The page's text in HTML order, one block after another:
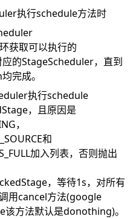
执行schedule方法时
获取可以执行的
的StageScheduler，直到
完成。
执行schedule
，且原因是
，
和
加入列表，否则抛出
，等待1s，对所有
用cancel方法(google
方法默认是donothing)。